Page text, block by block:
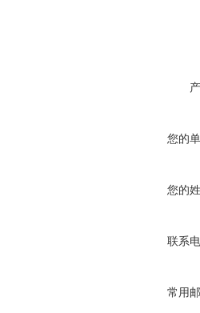
您的
您的
联系
常用